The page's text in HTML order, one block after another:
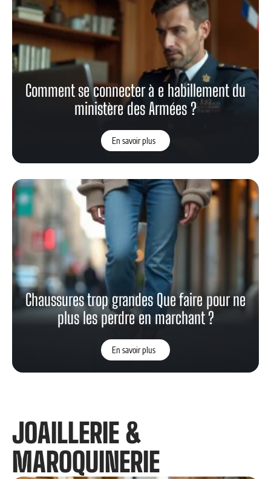
Comment se connecter à e habillement du
ministère des Armées ?
En savoir plus
Chaussures trop grandes Que faire pour ne
plus les perdre en marchant ?
En savoir plus
JOAILLERIE &
MAROQUINERIE